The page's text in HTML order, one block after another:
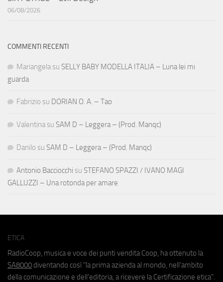
06/08/2026
COMMENTI RECENTI
Mariangela su SELLY BABY MODELLA ITALIA – Luna lei mi
guarda
Fabrizio su DORIAN O. A. – Tao
Valentina su SAM D – Leggera – (Prod. Manqc)
Danilo su SAM D – Leggera – (Prod. Manqc)
Antonio Bacciocchi su STEFANO SPAZZI / IVANO MAGI
GALLUZZI – Una rotonda per amare
ETICA
RadioCoop, musica e voce dei punti vendita Coop, ha ottenuto la
SA8000 diventando così "la prima azienda al mondo, nell'ambito
della comunicazione e dell'editoria, a ricevere la Certificazione etica".